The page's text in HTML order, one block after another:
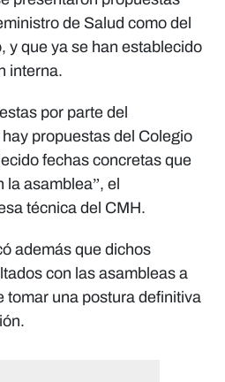
de Salud como del
y que ya se han establecido
interna.
por parte del
hay propuestas del Colegio
fechas concretas que
la asamblea”, el
técnica del CMH.
además que dichos
con las asambleas a
tomar una postura definitiva